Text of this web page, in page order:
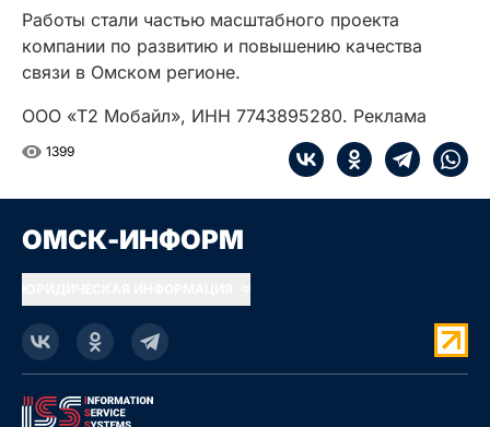
Работы стали частью масштабного проекта
компании по развитию и повышению качества
связи в Омском регионе.
ООО «Т2 Мобайл», ИНН 7743895280. Реклама
1399
ОМСК-ИНФОРМ